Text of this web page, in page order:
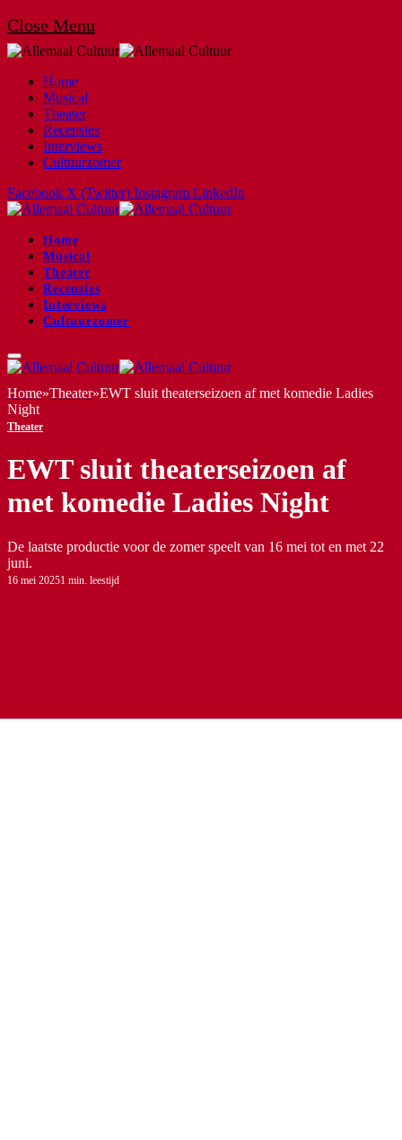
Close Menu
Home
Musical
Theater
Recensies
Interviews
Cultuurzomer
Facebook X (Twitter) Instagram LinkedIn
Home
Musical
Theater
Recensies
Interviews
Cultuurzomer
Home»Theater»EWT sluit theaterseizoen af met komedie Ladies
Night
Theater
EWT sluit theaterseizoen af
met komedie Ladies Night
De laatste productie voor de zomer speelt van 16 mei tot en met 22
juni.
16 mei 20251 min. leestijd